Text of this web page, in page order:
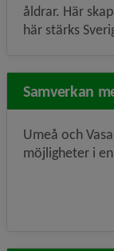
åldrar. Här
här stärks
Samverkan
Umeå och
möjligheter i